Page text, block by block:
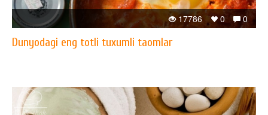
0
0
17786
Dunyodagi eng totli tuxumli taomlar